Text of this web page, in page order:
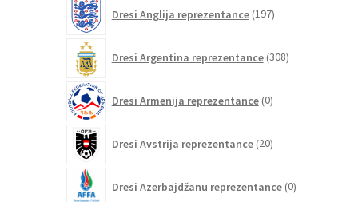
Dresi Anglija reprezentance 197izdelkov
Dresi Argentina reprezentance 308izdelkov
Dresi Armenija reprezentance 0izdelkov
Dresi Avstrija reprezentance 20izdelkov
Dresi Azerbajdžanu reprezentance 0izdelkov